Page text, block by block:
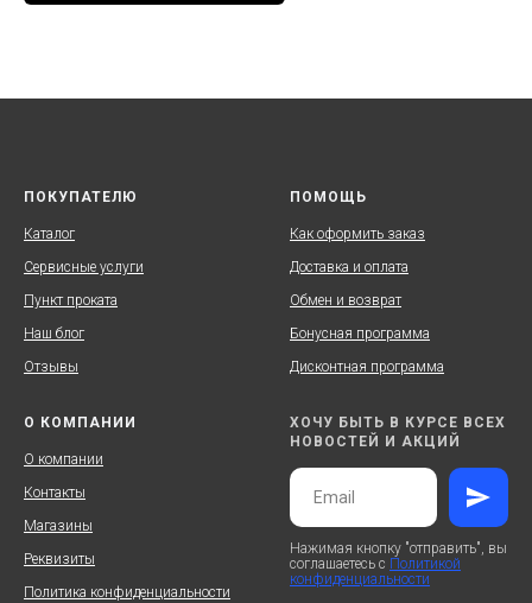
ПОКУПАТЕЛЮ
Каталог
Сервисные услуги
Пункт проката
Наш блог
Отзывы
ПОМОЩЬ
Как оформить заказ
Доставка и оплата
Обмен и возврат
Бонусная программа
Дисконтная программа
О КОМПАНИИ
О компании
Контакты
Магазины
Реквизиты
Политика конфиденциальности
ХОЧУ БЫТЬ В КУРСЕ ВСЕХ
НОВОСТЕЙ И АКЦИЙ
Нажимая кнопку "отправить", вы
соглашаетесь с Политикой
конфиденциальности